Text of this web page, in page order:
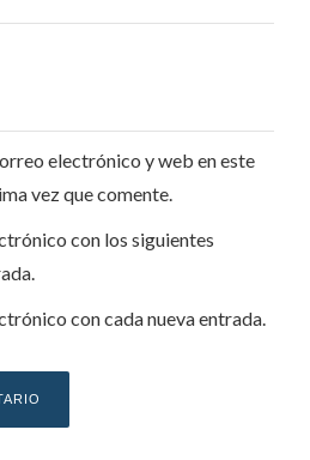
electrónico y web en este
vez que comente.
con los siguientes
con cada nueva entrada.